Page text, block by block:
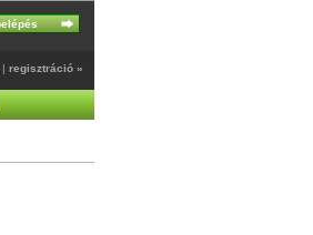
| regisztráció »